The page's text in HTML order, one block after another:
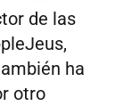
de las
ha
otro